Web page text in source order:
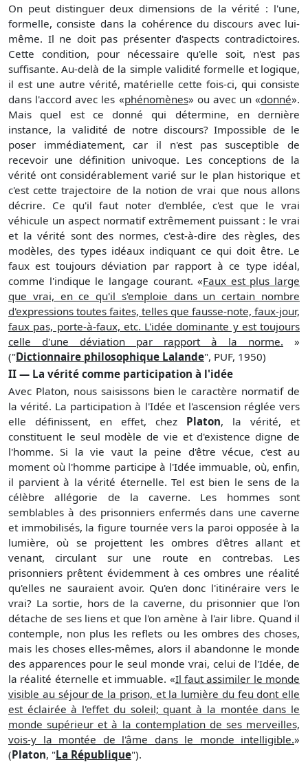
On peut distinguer deux dimensions de la vérité : l'une,
formelle, consiste dans la cohérence du discours avec lui-
même. Il ne doit pas présenter d'aspects contradictoires.
Cette condition, pour nécessaire qu'elle soit, n'est pas
suffisante. Au-delà de la simple validité formelle et logique,
il est une autre vérité, matérielle cette fois-ci, qui consiste
dans l'accord avec les «phénomènes» ou avec un «donné».
Mais quel est ce donné qui détermine, en dernière
instance, la validité de notre discours? Impossible de le
poser immédiatement, car il n'est pas susceptible de
recevoir une définition univoque. Les conceptions de la
vérité ont considérablement varié sur le plan historique et
c'est cette trajectoire de la notion de vrai que nous allons
décrire. Ce qu'il faut noter d'emblée, c'est que le vrai
véhicule un aspect normatif extrêmement puissant : le vrai
et la vérité sont des normes, c'est-à-dire des règles, des
modèles, des types idéaux indiquant ce qui doit être. Le
faux est toujours déviation par rapport à ce type idéal,
comme l'indique le langage courant. «Faux est plus large
que vrai, en ce qu'il s'emploie dans un certain nombre
d'expressions toutes faites, telles que fausse-note, faux-jour,
faux pas, porte-à-faux, etc. L'idée dominante y est toujours
celle d'une déviation par rapport à la norme. »
("Dictionnaire philosophique Lalande", PUF, 1950)
II — La vérité comme participation à l'idée
Avec Platon, nous saisissons bien le caractère normatif de
la vérité. La participation à l'Idée et l'ascension réglée vers
elle définissent, en effet, chez Platon, la vérité, et
constituent le seul modèle de vie et d'existence digne de
l'homme. Si la vie vaut la peine d'être vécue, c'est au
moment où l'homme participe à l'Idée immuable, où, enfin,
il parvient à la vérité éternelle. Tel est bien le sens de la
célèbre allégorie de la caverne. Les hommes sont
semblables à des prisonniers enfermés dans une caverne
et immobilisés, la figure tournée vers la paroi opposée à la
lumière, où se projettent les ombres d'êtres allant et
venant, circulant sur une route en contrebas. Les
prisonniers prêtent évidemment à ces ombres une réalité
qu'elles ne sauraient avoir. Qu'en donc l'itinéraire vers le
vrai? La sortie, hors de la caverne, du prisonnier que l'on
détache de ses liens et que l'on amène à l'air libre. Quand il
contemple, non plus les reflets ou les ombres des choses,
mais les choses elles-mêmes, alors il abandonne le monde
des apparences pour le seul monde vrai, celui de l'Idée, de
la réalité éternelle et immuable. «Il faut assimiler le monde
visible au séjour de la prison, et la lumière du feu dont elle
est éclairée à l'effet du soleil; quant à la montée dans le
monde supérieur et à la contemplation de ses merveilles,
vois-y la montée de l'âme dans le monde intelligible.»
(Platon, "La République").